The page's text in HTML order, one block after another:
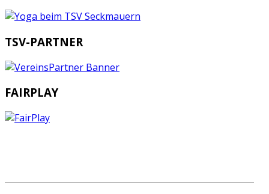
TSV-PARTNER
FAIRPLAY